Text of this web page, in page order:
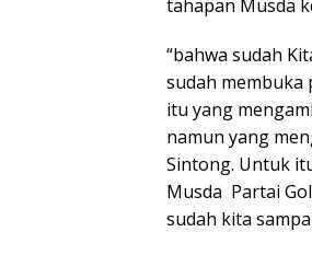
tahapan Musda
“bahwa sudah
sudah membuka
itu yang
namun yang
Sintong. Untuk
Musda Partai
sudah kita